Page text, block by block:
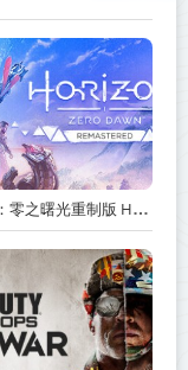
《地平线：零之曙光重制版 Horizon Zero Dawn Remastered》v1.5.89.0-送修改器丨中文版网盘下载